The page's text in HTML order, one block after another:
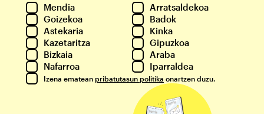
Mendia
Arratsaldekoa
Goizekoa
Badok
Astekaria
Kinka
Kazetaritza
Gipuzkoa
Bizkaia
Araba
Nafarroa
Iparraldea
Izena ematean pribatutasun politika onartzen duzu.